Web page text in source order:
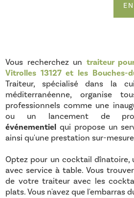
Vous recherchez un traiteur
Vitrolles 13127 et les Bouches-
Traiteur, spécialisé dans la
méditerranéenne, organise
professionnels comme une
ou un lancement de
événementiel qui propose un
ainsi qu'une prestation sur-
Optez pour un cocktail dînatoire,
avec service à table. Vous
de votre traiteur avec les
plats. Vous n'avez que l'embarras